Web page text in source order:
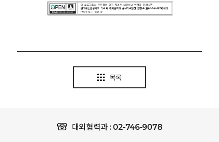
목록
대외협력과 :02-746-9078